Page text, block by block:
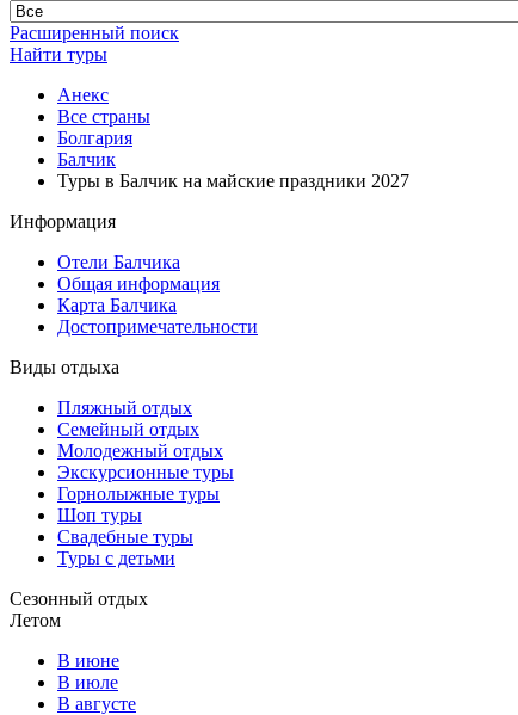
Расширенный поиск
Найти туры
Анекс
Все страны
Болгария
Балчик
Туры в Балчик на майские праздники 2027
Информация
Отели Балчика
Общая информация
Карта Балчика
Достопримечательности
Виды отдыха
Пляжный отдых
Семейный отдых
Молодежный отдых
Экскурсионные туры
Горнолыжные туры
Шоп туры
Свадебные туры
Туры с детьми
Сезонный отдых
Летом
В июне
В июле
В августе